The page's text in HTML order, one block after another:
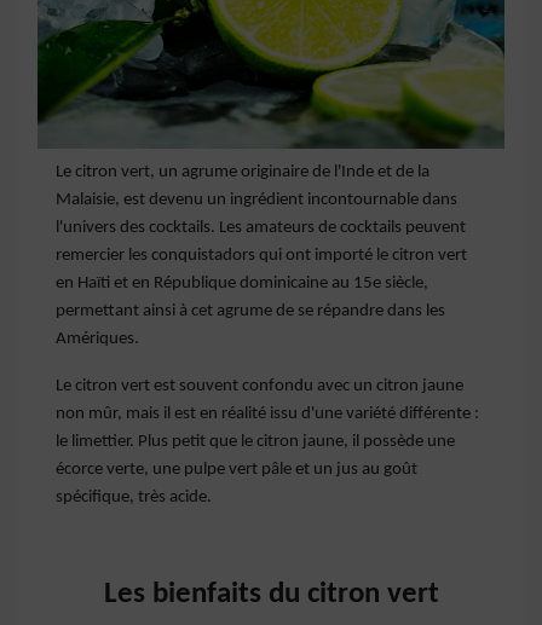
Le citron vert, un agrume originaire de l'Inde et de la
Malaisie, est devenu un ingrédient incontournable dans
l'univers des cocktails. Les amateurs de cocktails peuvent
remercier les conquistadors qui ont importé le citron vert
en Haïti et en République dominicaine au 15e siècle,
permettant ainsi à cet agrume de se répandre dans les
Amériques.
Le citron vert est souvent confondu avec un citron jaune
non mûr, mais il est en réalité issu d'une variété différente :
le limettier. Plus petit que le citron jaune, il possède une
écorce verte, une pulpe vert pâle et un jus au goût
spécifique, très acide.
Les bienfaits du citron vert